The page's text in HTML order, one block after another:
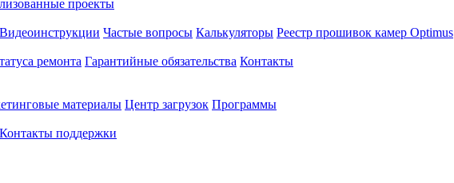
проекты
Видеоинструкции Частые вопросы Калькуляторы Реестр прошивок камер Optimus
ремонта Гарантийные обязательства Контакты
материалы Центр загрузок Программы
Контакты поддержки